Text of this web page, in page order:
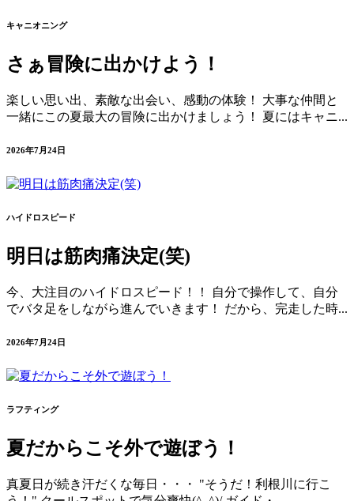
キャニオニング
さぁ冒険に出かけよう！
楽しい思い出、素敵な出会い、感動の体験！ 大事な仲間と
一緒にこの夏最大の冒険に出かけましょう！ 夏にはキャニ...
2026年7月24日
ハイドロスピード
明日は筋肉痛決定(笑)
今、大注目のハイドロスピード！！ 自分で操作して、自分
でバタ足をしながら進んでいきます！ だから、完走した時...
2026年7月24日
ラフティング
夏だからこそ外で遊ぼう！
真夏日が続き汗だくな毎日・・・ "そうだ！利根川に行こ